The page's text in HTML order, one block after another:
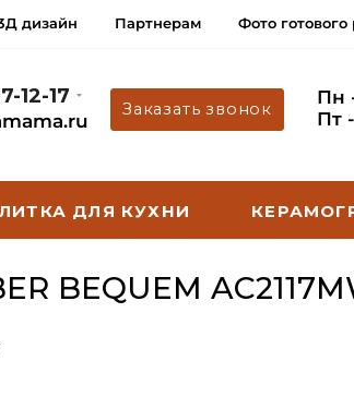
дизайн Партнерам Фото готового
12-17
Заказать звонок
Пн
Пт
ДЛЯ КУХНИ
BEQUEM